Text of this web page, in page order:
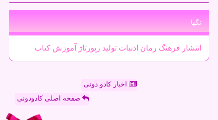
تگها
انتشار فرهنگ رمان ادبیات تولید رپورتاژ آموزش كتاب
اخبار کادو دونی
صفحه اصلی کادودونی